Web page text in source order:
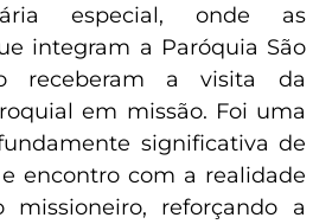
especial, onde as
integram a Paróquia São
receberam a visita da
em missão. Foi uma
significativa de
encontro com a realidade
reforçando a